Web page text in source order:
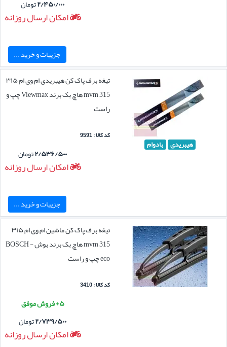
۲/۴۵۰/۰۰۰تومان
امکان ارسال روزانه
جزییات و خرید ...
هیبریدی بادوام
تیغه برف پاک کن هیبریدی ام وی ام ۳۱۵
mvm 315 هاچ بک برند Viewmax چپ و
راست
کد کالا : 9591
۲/۵۳۶/۵۰۰تومان
امکان ارسال روزانه
جزییات و خرید ...
تیغه برف پاک کن ماشین ام وی ام ۳۱۵
mvm 315 هاچ بک برند بوش BOSCH -
eco چپ و راست
کد کالا : 3410
۵+ فروش موفق
۲/۷۳۹/۵۰۰تومان
امکان ارسال روزانه